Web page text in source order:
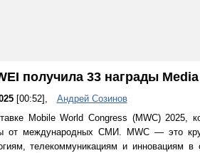
получила 33 награды
[00:52],
Андрей Созинов
Mobile World Congress (MWC)
от международных СМИ. MWC — это
телекоммуникациям и инновациям